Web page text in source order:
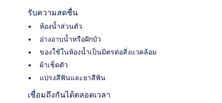
รับความสดชื่น
ห้องน้ำส่วนตัว
อ่างอาบน้ำหรือฝักบัว
ของใช้ในห้องน้ำเป็นมิตรต่อสิ่งแวดล้อม
ผ้าเช็ดตัว
แปรงสีฟันและยาสีฟัน
เชื่อมถึงกันได้ตลอดเวลา